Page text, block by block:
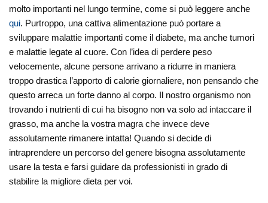
molto importanti nel lungo termine, come si può leggere anche
qui. Purtroppo, una cattiva alimentazione può portare a
sviluppare malattie importanti come il diabete, ma anche tumori
e malattie legate al cuore. Con l’idea di perdere peso
velocemente, alcune persone arrivano a ridurre in maniera
troppo drastica l’apporto di calorie giornaliere, non pensando che
questo arreca un forte danno al corpo. Il nostro organismo non
trovando i nutrienti di cui ha bisogno non va solo ad intaccare il
grasso, ma anche la vostra magra che invece deve
assolutamente rimanere intatta! Quando si decide di
intraprendere un percorso del genere bisogna assolutamente
usare la testa e farsi guidare da professionisti in grado di
stabilire la migliore dieta per voi.